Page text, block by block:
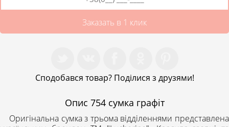
Заказать в 1 клик
Сподобався товар? Поділися з друзями!
Опис 754 сумка графіт
Оригінальна сумка з трьома відділеннями представлена